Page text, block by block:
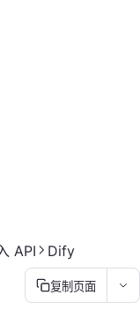
API Dify
复制页面